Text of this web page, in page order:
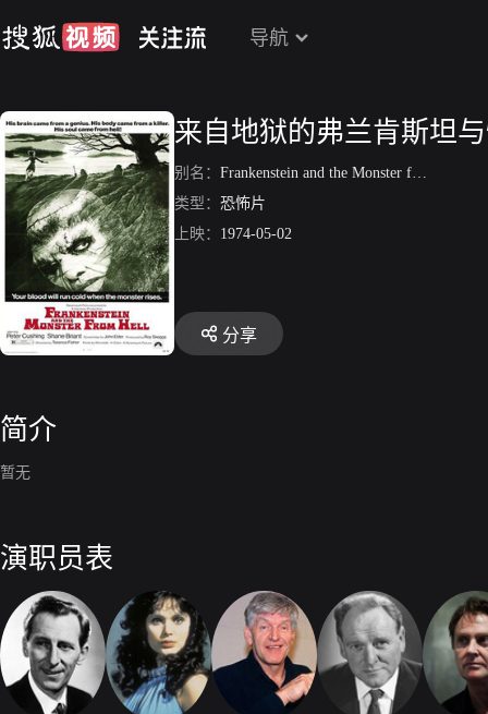
导航
来自地狱的弗兰肯斯坦
别名： Frankenstein and the Monster from Hell
类型： 恐怖片
上映： 1974-05-02
分享
简介
暂无
演职员表